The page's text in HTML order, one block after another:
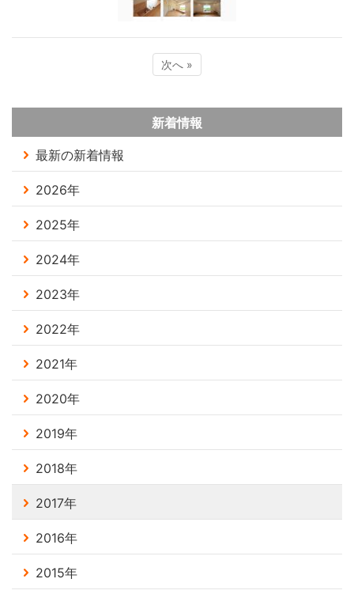
次へ »
新着情報
最新の新着情報
2026年
2025年
2024年
2023年
2022年
2021年
2020年
2019年
2018年
2017年
2016年
2015年